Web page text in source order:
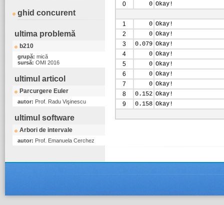
ghid concurent
ultima problemă
b210
grupă: mică
sursă: OMI 2016
ultimul articol
Parcurgere Euler
autor: Prof. Radu Vişinescu
ultimul software
Arbori de intervale
autor: Prof. Emanuela Cerchez
0
0 Okay!
1 0 Okay!
2
0 Okay!
3
0.079 Okay!
4
0 Okay!
5
0 Okay!
6
0 Okay!
7
0 Okay!
8
0.152 Okay!
9
0.158 Okay!